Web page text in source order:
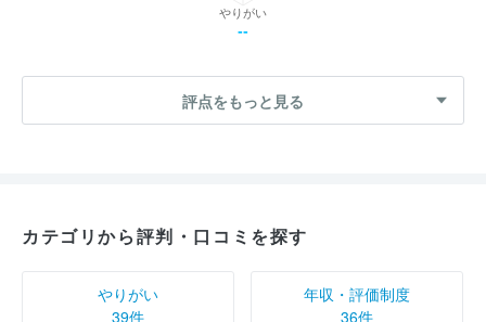
やりがい
--
評点をもっと見る
カテゴリから評判・口コミを探す
やりがい
39件
年収・評価制度
36件